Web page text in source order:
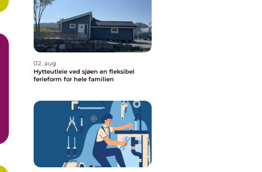
02. aug
Hytteutleie ved sjøen en fleksibel
ferieform for hele familien